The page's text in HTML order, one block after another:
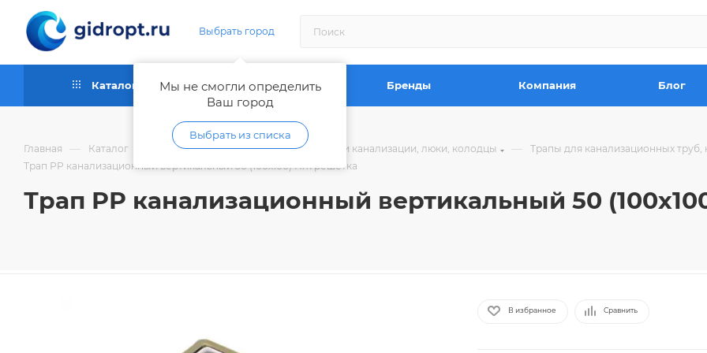
Выбрать город
Мы не смогли определить
Ваш город
Выбрать из списка
Каталог Как купить Бренды Компания Блог
Главная — Каталог Трубы и фитинги для водоотведения и канализации, люки, колодцы —
Трапы для канализационных
Трап РР канализационный вертикальный 50 (100х100) НЖ решетка
Трап РР канализационный вертикальный 50
В избранное Сравнить